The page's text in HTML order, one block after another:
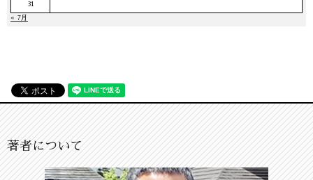
31
« 7月
著者について